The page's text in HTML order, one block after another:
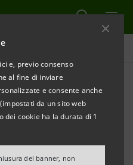
e, previo consenso
al fine di inviare
e consente anche
da un sito web
dei cookie ha la durata di 1
del banner, non
sale ancora
e